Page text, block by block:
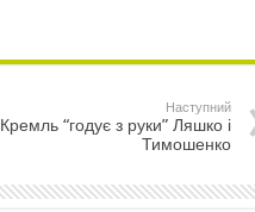
Наступний
Кремль “годує з руки” Ляшко і
Тимошенко